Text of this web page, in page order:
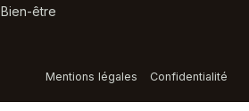
Bien-être
Mentions légales Confidentialité